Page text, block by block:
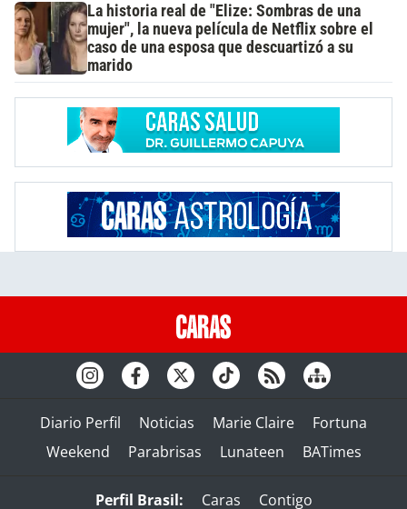
La historia real de "Elize: Sombras de una
mujer", la nueva película de Netflix sobre el
caso de una esposa que descuartizó a su
marido
Diario Perfil Noticias Marie Claire
Fortuna
Weekend
Parabrisas Lunateen BATimes
Perfil Brasil: Caras Contigo